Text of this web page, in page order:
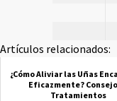
Artículos relacionados:
¿Cómo Aliviar las Uñas
Eficazmente?
Tratamientos